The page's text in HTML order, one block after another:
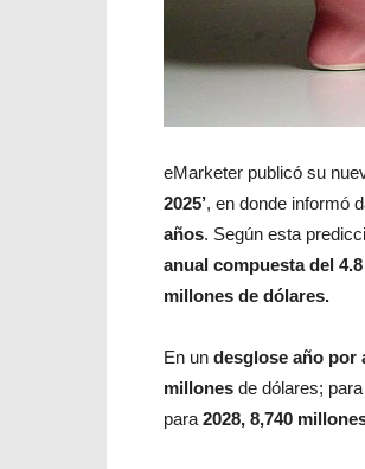
eMarketer publicó su
2025’, en donde informó
años. Según esta
anual compuesta del 4.8
millones de dólares.
En un desglose año por
millones de dólares; para
para 2028, 8,740